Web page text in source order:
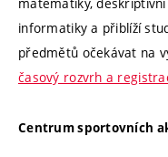
matematiky,
informatiky a přiblíží
předmětů očekávat na
časový rozvrh a
Centrum sportovních